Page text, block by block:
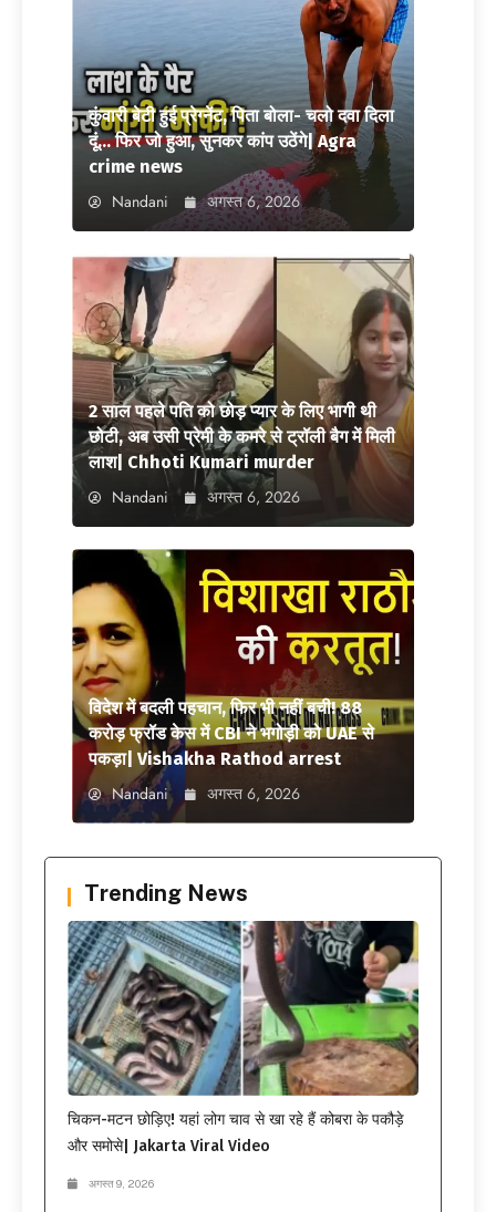
कुंवारी बेटी हुई प्रेग्नेंट, पिता बोला- चलो दवा दिला
दूं… फिर जो हुआ, सुनकर कांप उठेंगे| Agra
crime news
Nandani अगस्त 6, 2026
2 साल पहले पति को छोड़ प्यार के लिए भागी थी
छोटी, अब उसी प्रेमी के कमरे से ट्रॉली बैग में मिली
लाश| Chhoti Kumari murder
Nandani अगस्त 6, 2026
विदेश में बदली पहचान, फिर भी नहीं बची! 88
करोड़ फ्रॉड केस में CBI ने भगोड़ी को UAE से
पकड़ा| Vishakha Rathod arrest
Nandani अगस्त 6, 2026
Trending News
चिकन-मटन छोड़िए! यहां लोग चाव से खा रहे हैं कोबरा के पकौड़े
और समोसे| Jakarta Viral Video
अगस्त 9, 2026